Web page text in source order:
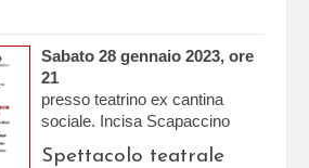
Sabato 28 gennaio 2023, ore
21
presso teatrino ex cantina
sociale. Incisa Scapaccino
Spettacolo teatrale